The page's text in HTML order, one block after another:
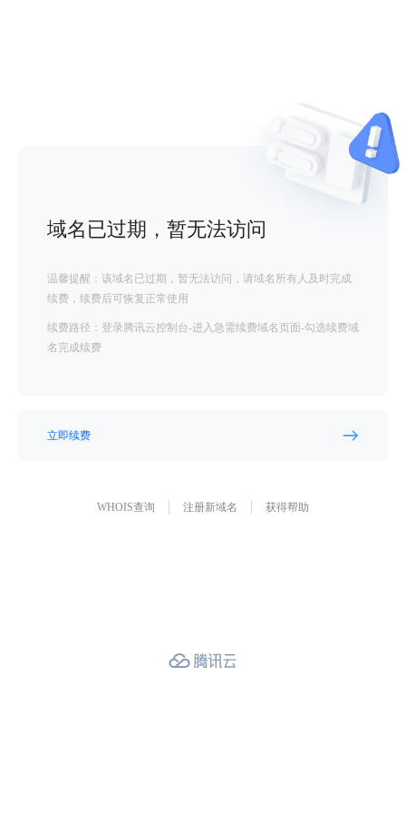
域名已过期，暂无法访问
温馨提醒：该域名已过期，暂无法访问，请域名所有人及时完成
续费，续费后可恢复正常使用
续费路径：登录腾讯云控制台-进入急需续费域名页面-勾选续费域
名完成续费
立即续费
WHOIS查询 注册新域名 获得帮助